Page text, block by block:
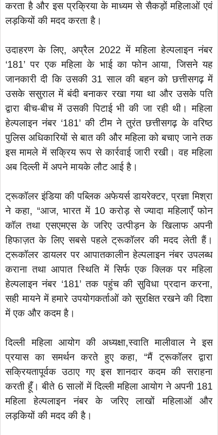
करता है और इस प्रक्रिया के माध्यम से सैकड़ों महिलाओं एवं
लड़कियों की मदद करता है।
उदाहरण के लिए, अप्रैल 2022 में महिला हेल्पलाइन नंबर
‘181’ पर एक महिला के भाई का फोन आया, जिसने यह
जानकारी दी कि उसकी 31 साल की बहन को छत्तीसगढ़ में
उसके ससुराल में बंदी बनाकर रखा गया था और उसके पति
द्वारा बीच-बीच में उसकी पिटाई भी की जा रही थी। महिला
हेल्पलाइन नंबर ‘181’ की टीम ने तुरंत छत्तीसगढ़ के वरिष्ठ
पुलिस अधिकारियों से बात की और महिला को बचाए जाने तक
इस मामले में सक्रिय रूप से कार्रवाई जारी रखी। वह महिला
अब दिल्ली में अपने मायके लौट आई है।
ट्रूकॉलर इंडिया की पब्लिक अफेयर्स डायरेक्टर, प्रज्ञा मिश्रा
ने कहा, “आज, भारत में 10 करोड़ से ज्यादा महिलाएँ फोन
कॉल तथा एसएमएस के जरिए उत्पीड़न के खिलाफ अपनी
हिफाज़त के लिए सबसे पहले ट्रूकॉलर की मदद लेती हैं।
ट्रूकॉलर डायलर पर आपातकालीन हेल्पलाइन नंबर उपलब्ध
कराना तथा आपात स्थिति में सिर्फ एक क्लिक पर महिला
हेल्पलाइन नंबर ‘181’ तक पहुंच की सुविधा प्रदान करना,
सही मायने में हमारे उपयोगकर्ताओं को सुरक्षित रखने की दिशा
में एक और कदम है।
दिल्ली महिला आयोग की अध्यक्षा,स्वाति मालीवाल ने इस
प्रयास का समर्थन करते हुए कहा, “मैं ट्रूकॉलर द्वारा
सक्रियतापूर्वक उठाए गए इस शानदार कदम की सराहना
करती हूँ। बीते 6 सालों में दिल्ली महिला आयोग ने अपनी 181
महिला हेल्पलाइन नंबर के जरिए लाखों महिलाओं और
लड़कियों की मदद की है।